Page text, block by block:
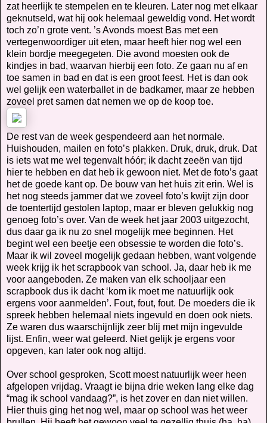
zat heerlijk te stempelen en te kleuren. Later nog met elkaar
geknutseld, wat hij ook helemaal geweldig vond. Het wordt
toch zo’n grote vent. ’s Avonds moest Bas met een
vertegenwoordiger uit eten, maar heeft hier nog wel een
klein bordje meegegeten. Die avond moesten ook de
kindjes in bad, waarvan hierbij een foto. Ze gaan nu af en
toe samen in bad en dat is een groot feest. Het is dan ook
wel gelijk een waterballet in de badkamer, maar ze hebben
zoveel pret samen dat nemen we op de koop toe.
De rest van de week gespendeerd aan het normale.
Huishouden, mailen en foto’s plakken. Druk, druk, druk. Dat
is iets wat me wel tegenvalt hóór; ik dacht zeeën van tijd
hier te hebben en dat heb ik gewoon niet. Met de foto’s gaat
het de goede kant op. De bouw van het huis zit erin. Wel is
het nog steeds jammer dat we zoveel foto’s kwijt zijn door
de toentertijd gestolen laptop, maar er bleven gelukkig nog
genoeg foto’s over. Van de week het jaar 2003 uitgezocht,
dus daar ga ik nu zo snel mogelijk mee beginnen. Het
begint wel een beetje een obsessie te worden die foto’s.
Maar ik wil zoveel mogelijk gedaan hebben, want volgende
week krijg ik het scrapbook van school. Ja, daar heb ik me
voor aangeboden. Ze maken van elk schooljaar een
scrapbook dus ik dacht ‘kom ik moet me natuurlijk ook
ergens voor aanmelden’. Fout, fout, fout. De moeders die ik
spreek hebben helemaal niets ingevuld en doen ook niets.
Ze waren dus waarschijnlijk zeer blij met mijn ingevulde
lijst. Enfin, weer wat geleerd. Niet gelijk je ergens voor
opgeven, kan later ook nog altijd.
Over school gesproken, Scott moest natuurlijk weer heen
afgelopen vrijdag. Vraagt ie bijna drie weken lang elke dag
“mag ik school vandaag?”, is het zover en dan niet willen.
Hier thuis ging het nog wel, maar op school was het weer